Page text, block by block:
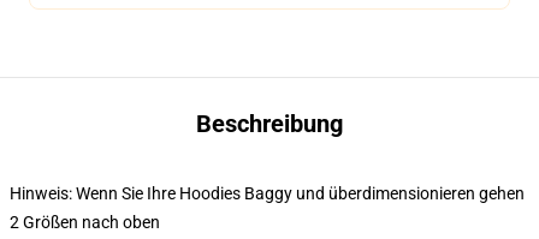
Beschreibung
Hinweis: Wenn Sie Ihre Hoodies Baggy und überdimensionieren gehen
2 Größen nach oben